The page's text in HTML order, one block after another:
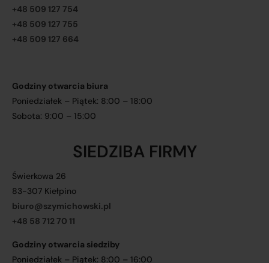
+48 509 127 754
+48 509 127 755
+48 509 127 664
Godziny otwarcia biura
Poniedziałek – Piątek: 8:00 – 18:00
Sobota: 9:00 – 15:00
SIEDZIBA FIRMY
Świerkowa 26
83-307 Kiełpino
biuro@szymichowski.pl
+48 58 712 70 11
Godziny otwarcia siedziby
Poniedziałek – Piątek: 8:00 – 16:00